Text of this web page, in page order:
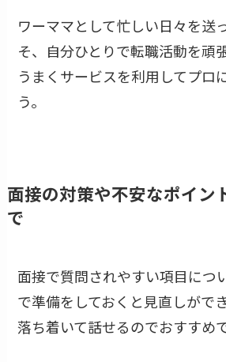
ワーママとして忙しい日々を送
そ、自分ひとりで転職活動を頑
うまくサービスを利用してプロ
う。
面接の対策や不安なポイン
で
面接で質問されやすい項目につ
で準備をしておくと見直しがで
落ち着いて話せるのでおすすめで